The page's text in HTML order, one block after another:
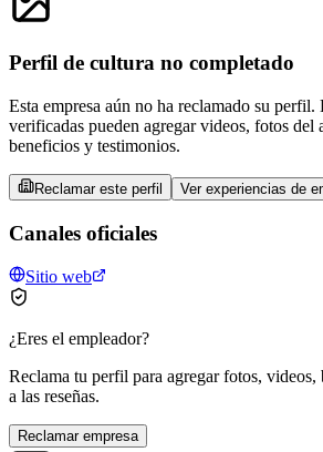
Perfil de cultura no completado
Esta empresa aún no ha reclamado su perfil.
verificadas pueden agregar videos, fotos del
beneficios y testimonios.
Reclamar este perfil Ver experiencias de
Canales oficiales
Sitio web
¿Eres el empleador?
Reclama tu perfil para agregar fotos,
a las reseñas.
Reclamar empresa